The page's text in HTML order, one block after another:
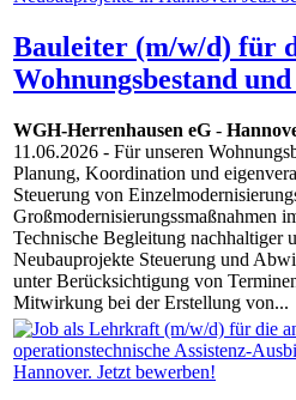
Bauleiter (m/w/d) für
Wohnungsbestand
WGH-Herrenhausen eG -
11.06.2026 - Für unseren
Planung, Koordination und
Steuerung von
Großmodernisierungssmaßnahmen
Technische Begleitung nachhaltiger
Neubauprojekte Steuerung und
unter Berücksichtigung von
Mitwirkung bei der Erstellung von...